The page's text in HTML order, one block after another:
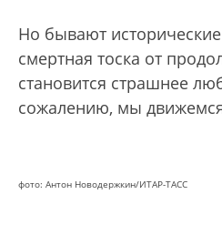
Но бывают
смертная тоска от
становится страшнее
сожалению, мы движемся
фото: Антон Новодержкин/ИТАР-ТАСС